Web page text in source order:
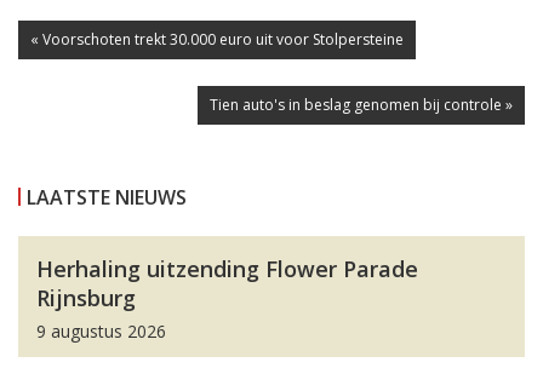
« Voorschoten trekt 30.000 euro uit voor Stolpersteine
Tien auto's in beslag genomen bij controle »
LAATSTE NIEUWS
Herhaling uitzending Flower Parade
Rijnsburg
9 augustus 2026